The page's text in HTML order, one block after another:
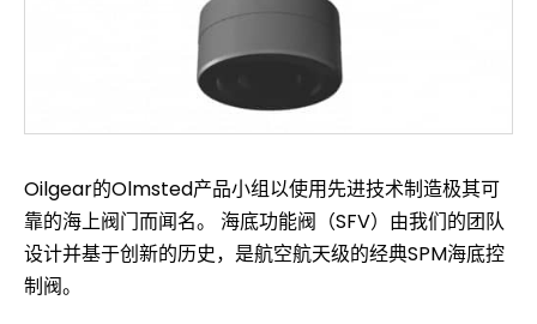
Oilgear的Olmsted产品小组以使用先进技术制造极其可
靠的海上阀门而闻名。 海底功能阀（SFV）由我们的团队
设计并基于创新的历史，是航空航天级的经典SPM海底控
制阀。